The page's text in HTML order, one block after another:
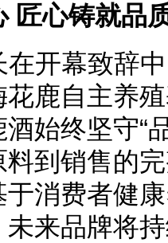
匠心铸就品
开幕致辞
花鹿自主养
始终坚守“
到销售的
消费者健
来品牌将